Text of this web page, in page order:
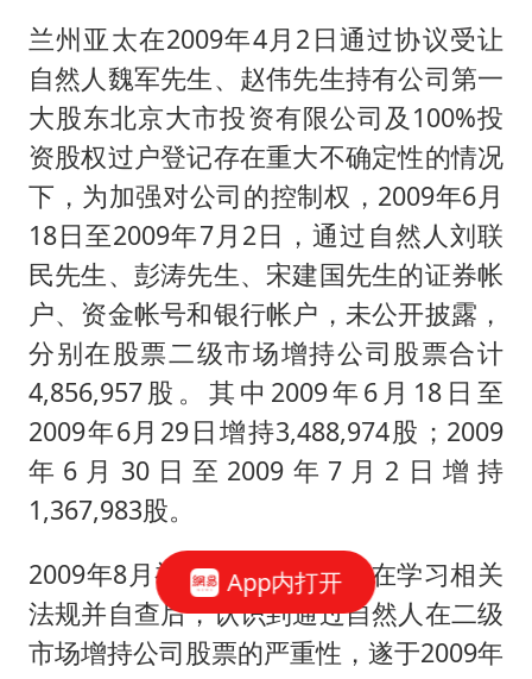
兰州亚太在2009年4月2日通过协议受让
自然人魏军先生、赵伟先生持有公司第一
大股东北京大市投资有限公司及100%投
资股权过户登记存在重大不确定性的情况
下，为加强对公司的控制权，2009年6月
18日至2009年7月2日，通过自然人刘联
民先生、彭涛先生、宋建国先生的证券帐
户、资金帐号和银行帐户，未公开披露，
分别在股票二级市场增持公司股票合计
4,856,957股。其中2009年6月18日至
2009年6月29日增持3,488,974股；2009
年6月30日至2009年7月2日增持
1,367,983股。
2009年8月初，兰州亚太高管在学习相关
法规并自查后，认识到通过自然人在二级
市场增持公司股票的严重性，遂于2009年
App内打开